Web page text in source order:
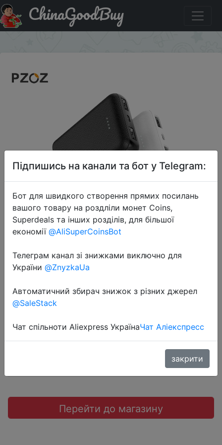
Знижка на PZOZ power bank 10000 мАч
ChinaGoodBuy
2019-03-26
$9.99
Перейти до магазину
Підпишись на канали та бот у Telegram:
Бот для швидкого створення прямих посилань
вашого товару на роздліли монет Coins,
Superdeals та інших розділів, для більшої
економії @AliSuperCoinsBot
Телеграм канал зі знижками виключно для
України @ZnyzkaUa
Автоматичний збирач знижок з різних джерел
@SaleStack
Чат спільноти Aliexpress УкраїнаЧат Аліекспресс
закрити